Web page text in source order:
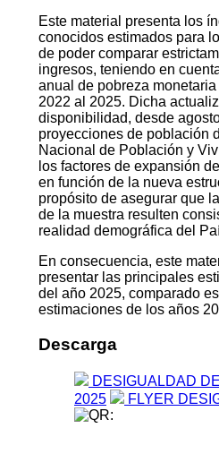
Este material presenta los
conocidos estimados para
de poder comparar
ingresos, teniendo en
anual de pobreza
2022 al 2025. Dicha
disponibilidad, desde
proyecciones de población
Nacional de Población y
los factores de expansión
en función de la nueva
propósito de asegurar que
de la muestra resulten
realidad demográfica del
En consecuencia, este
presentar las principales
del año 2025, comparado
estimaciones de los años
Descarga
DESIGUALDAD
2025
FLYER